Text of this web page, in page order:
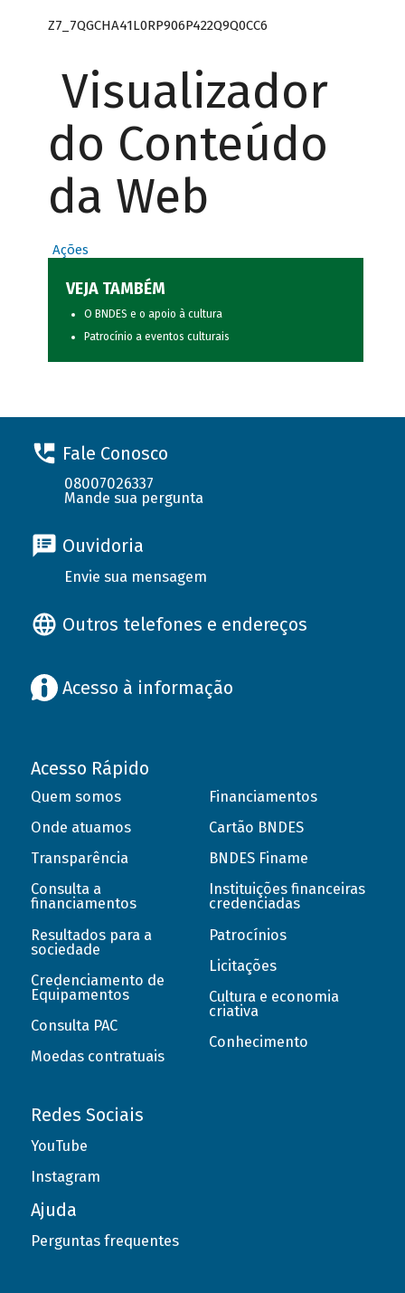
Z7_7QGCHA41L0RP906P422Q9Q0CC6
Visualizador
do Conteúdo
da Web
Ações
VEJA TAMBÉM
O BNDES e o apoio à cultura
Patrocínio a eventos culturais
Fale Conosco
08007026337
Mande sua pergunta
Ouvidoria
Envie sua mensagem
Outros telefones e endereços
Acesso à informação
Acesso Rápido
Quem somos
Onde atuamos
Transparência
Consulta a
financiamentos
Resultados para a
sociedade
Credenciamento de
Equipamentos
Consulta PAC
Moedas contratuais
Financiamentos
Cartão BNDES
BNDES Finame
Instituições financeiras
credenciadas
Patrocínios
Licitações
Cultura e economia
criativa
Conhecimento
Redes Sociais
YouTube
Instagram
Ajuda
Perguntas frequentes